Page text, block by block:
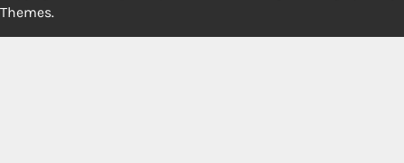
Themes.